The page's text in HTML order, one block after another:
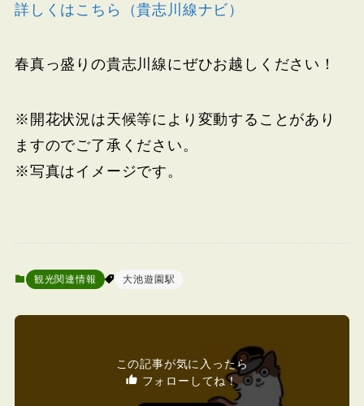
詳しくはこちら（貴志川線ナビ）
春真っ盛りの貴志川線にぜひお越しください！
※開花状況は天候等により変動することがあり
ますのでご了承ください。
※写真はイメージです。
観光関連情報 大池遊園駅
この記事が気に入ったら
フォローしてね！